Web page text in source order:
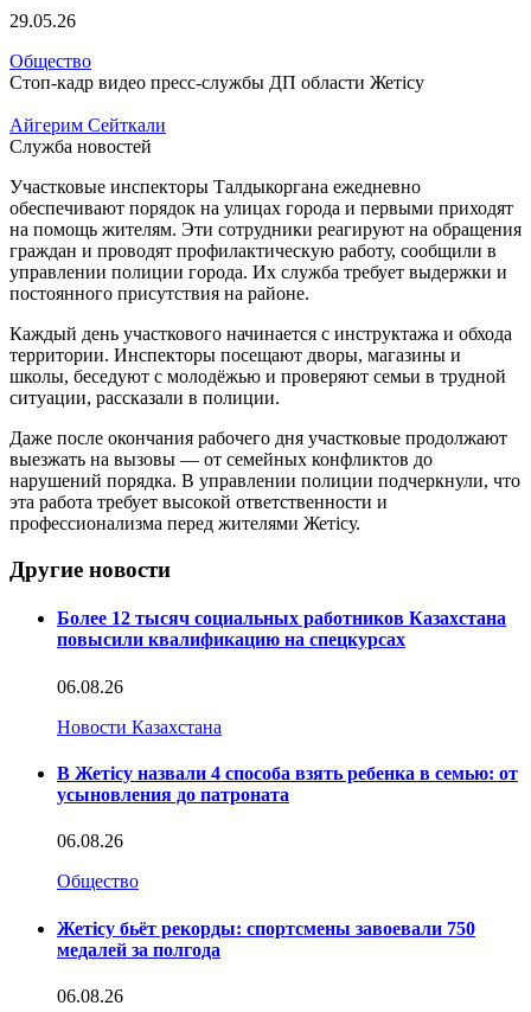
29.05.26
Общество
Стоп-кадр видео пресс-службы ДП области Жетісу
Айгерим Сейткали
Служба новостей
Участковые инспекторы Талдыкоргана ежедневно
обеспечивают порядок на улицах города и первыми приходят
на помощь жителям. Эти сотрудники реагируют на обращения
граждан и проводят профилактическую работу, сообщили в
управлении полиции города. Их служба требует выдержки и
постоянного присутствия на районе.
Каждый день участкового начинается с инструктажа и обхода
территории. Инспекторы посещают дворы, магазины и
школы, беседуют с молодёжью и проверяют семьи в трудной
ситуации, рассказали в полиции.
Даже после окончания рабочего дня участковые продолжают
выезжать на вызовы — от семейных конфликтов до
нарушений порядка. В управлении полиции подчеркнули, что
эта работа требует высокой ответственности и
профессионализма перед жителями Жетісу.
Другие новости
Более 12 тысяч социальных работников Казахстана
повысили квалификацию на спецкурсах
06.08.26
Новости Казахстана
В Жетісу назвали 4 способа взять ребенка в семью: от
усыновления до патроната
06.08.26
Общество
Жетісу бьёт рекорды: спортсмены завоевали 750
медалей за полгода
06.08.26